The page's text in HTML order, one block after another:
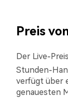
Preis
Der Live-
Stunden-
verfügt über
genauesten